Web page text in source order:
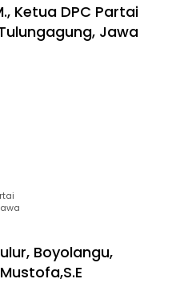
Ketua DPC Partai
Jawa
Boyolangu,